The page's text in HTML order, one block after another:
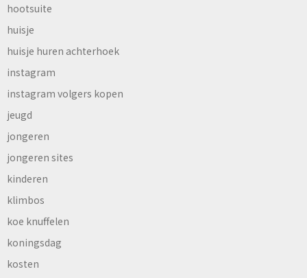
hootsuite
huisje
huisje huren achterhoek
instagram
instagram volgers kopen
jeugd
jongeren
jongeren sites
kinderen
klimbos
koe knuffelen
koningsdag
kosten